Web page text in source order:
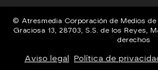
© Atresmedia Corporación de Medios
Graciosa 13, 28703, S.S. de los Reyes,
derechos
Aviso legal Política de